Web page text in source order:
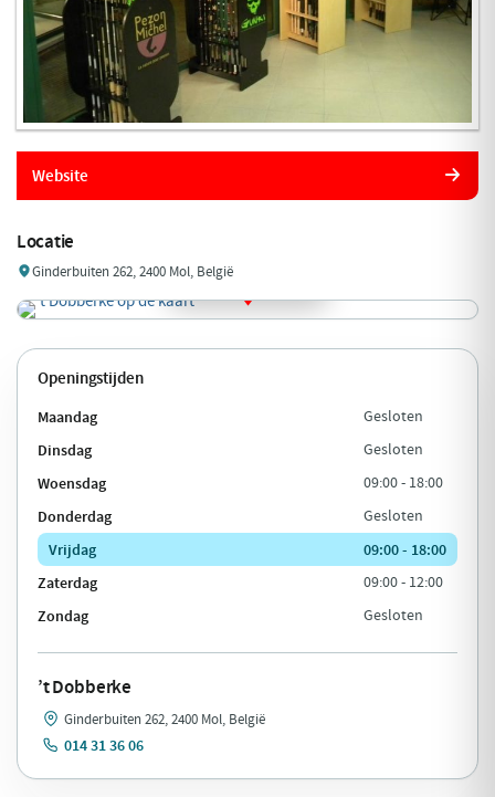
Website
Locatie
Ginderbuiten 262, 2400 Mol, België
Openingstijden
Maandag Gesloten
Dinsdag Gesloten
Woensdag 09:00 - 18:00
Donderdag Gesloten
Vrijdag
09:00 - 18:00
Zaterdag
09:00 - 12:00
Zondag Gesloten
’t Dobberke
Ginderbuiten 262, 2400 Mol, België
014 31 36 06